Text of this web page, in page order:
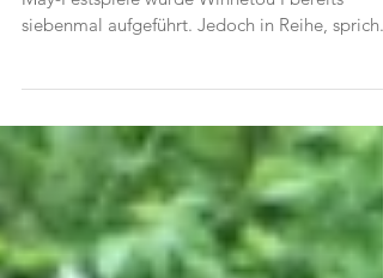
Freundschaft
May-Festspiele wurde Winnetou I bereits
siebenmal aufgeführt. Jedoch in Reihe, sprich...